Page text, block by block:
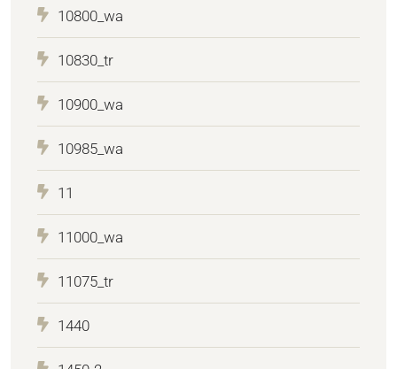
10800_wa
10830_tr
10900_wa
10985_wa
11
11000_wa
11075_tr
1440